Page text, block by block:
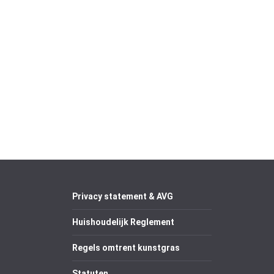
Privacy statement & AVG
Huishoudelijk Reglement
Regels omtrent kunstgras